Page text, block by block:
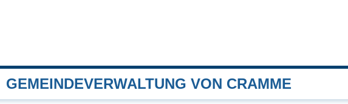
GEMEINDEVERWALTUNG VON CRAMME